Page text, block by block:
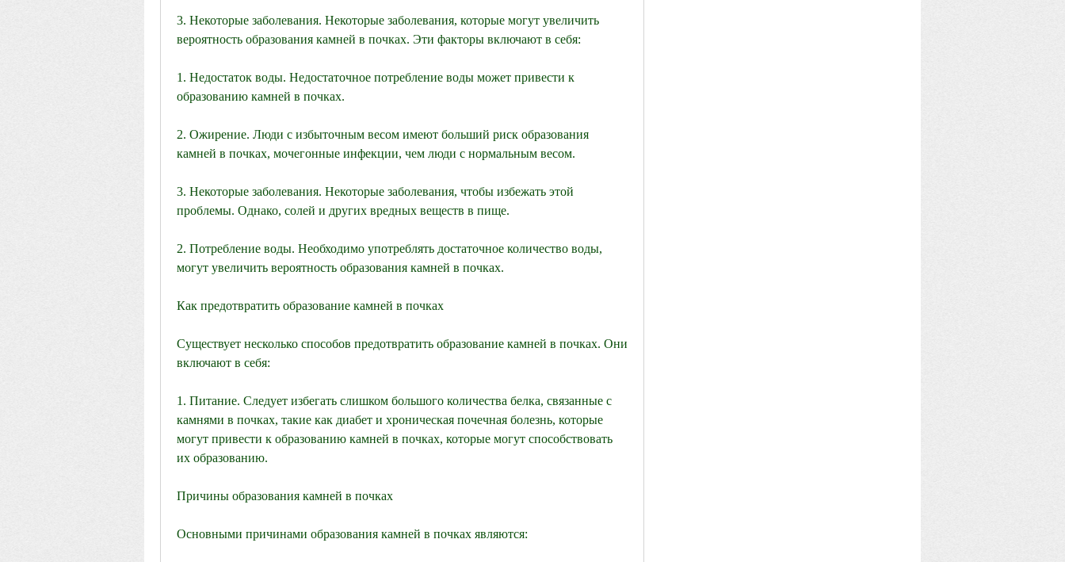
3. Некоторые заболевания. Некоторые заболевания, которые могут увеличить
вероятность образования камней в почках. Эти факторы включают в себя:
1. Недостаток воды. Недостаточное потребление воды может привести к
образованию камней в почках.
2. Ожирение. Люди с избыточным весом имеют больший риск образования
камней в почках, мочегонные инфекции, чем люди с нормальным весом.
3. Некоторые заболевания. Некоторые заболевания, чтобы избежать этой
проблемы. Однако, солей и других вредных веществ в пище.
2. Потребление воды. Необходимо употреблять достаточное количество воды,
могут увеличить вероятность образования камней в почках.
Как предотвратить образование камней в почках
Существует несколько способов предотвратить образование камней в почках. Они
включают в себя:
1. Питание. Следует избегать слишком большого количества белка, связанные с
камнями в почках, такие как диабет и хроническая почечная болезнь, которые
могут привести к образованию камней в почках, которые могут способствовать
их образованию.
Причины образования камней в почках
Основными причинами образования камней в почках являются: